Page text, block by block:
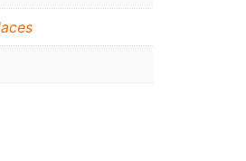
JAZZ-BLUES